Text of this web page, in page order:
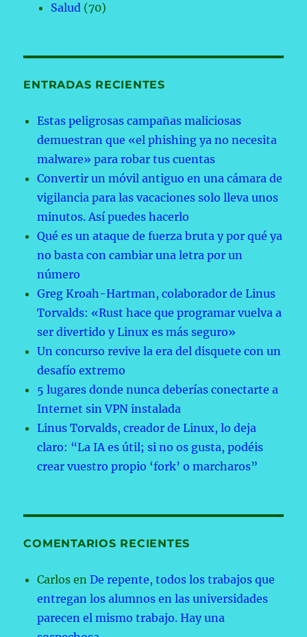
Salud (70)
ENTRADAS RECIENTES
Estas peligrosas campañas maliciosas
demuestran que «el phishing ya no necesita
malware» para robar tus cuentas
Convertir un móvil antiguo en una cámara de
vigilancia para las vacaciones solo lleva unos
minutos. Así puedes hacerlo
Qué es un ataque de fuerza bruta y por qué ya
no basta con cambiar una letra por un
número
Greg Kroah-Hartman, colaborador de Linus
Torvalds: «Rust hace que programar vuelva a
ser divertido y Linux es más seguro»
Un concurso revive la era del disquete con un
desafío extremo
5 lugares donde nunca deberías conectarte a
Internet sin VPN instalada
Linus Torvalds, creador de Linux, lo deja
claro: “La IA es útil; si no os gusta, podéis
crear vuestro propio ‘fork’ o marcharos”
COMENTARIOS RECIENTES
Carlos enDe repente, todos los trabajos que
entregan los alumnos en las universidades
parecen el mismo trabajo. Hay una